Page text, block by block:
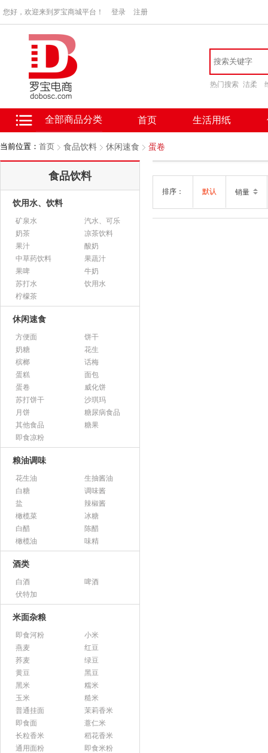
您好，欢迎来到罗宝商城平台！ 登录 注册
热门搜索 洁柔
全部商品分类 首页 生活用纸
当前位置： 首页 食品饮料 休闲速食 蛋卷
食品饮料
饮用水、饮料
矿泉水
汽水、可乐
奶茶
凉茶饮料
果汁
酸奶
中草药饮料
果蔬汁
果啤
牛奶
苏打水
饮用水
柠檬茶
休闲速食
方便面
饼干
奶糖
花生
槟榔
话梅
蛋糕
面包
蛋卷
威化饼
苏打饼干
沙琪玛
月饼
糖尿病食品
其他食品
糖果
即食凉粉
粮油调味
花生油
生抽酱油
白糖
调味酱
盐
辣椒酱
橄榄菜
冰糖
白醋
陈醋
橄榄油
味精
酒类
白酒
啤酒
伏特加
米面杂粮
即食河粉
小米
燕麦
红豆
荞麦
绿豆
黄豆
黑豆
黑米
糯米
玉米
糙米
普通挂面
茉莉香米
即食面
薏仁米
长粒香米
稻花香米
通用面粉
即食米粉
排序： 默认 销量